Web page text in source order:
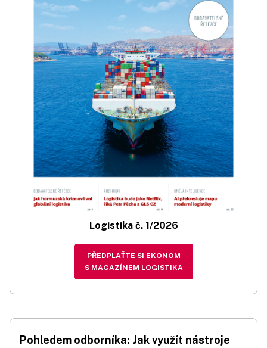
Logistika č. 1/2026
PŘEDPLAŤTE SI EKONOM
S MAGAZÍNEM LOGISTIKA
Pohledem odborníka: Jak využít nástroje